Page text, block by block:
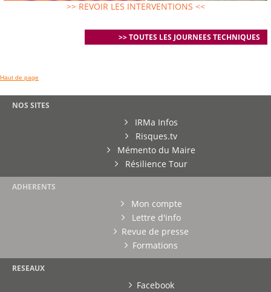
>> REVOIR LES INTERVENTIONS <<
>> TOUTES LES JOURNEES TECHNIQUES
Haut de page
NOS SITES
IRMa Infos
Risques.tv
Mémento du Maire
Résilience Tour
ADHERENTS
Mon compte
Lettre d'info
Revue de presse
Formations
RESEAUX
Facebook